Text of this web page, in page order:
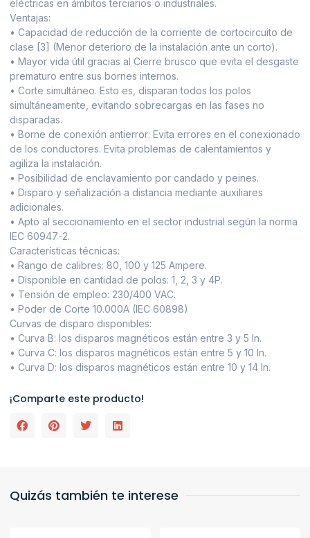
eléctricas en ámbitos terciarios o industriales.
Ventajas:
• Capacidad de reducción de la corriente de cortocircuito de
clase [3] (Menor deterioro de la instalación ante un corto).
• Mayor vida útil gracias al Cierre brusco que evita el desgaste
prematuro entre sus bornes internos.
• Corte simultáneo. Esto es, disparan todos los polos
simultáneamente, evitando sobrecargas en las fases no
disparadas.
• Borne de conexión antierror: Evita errores en el conexionado
de los conductores. Evita problemas de calentamientos y
agiliza la instalación.
• Posibilidad de enclavamiento por candado y peines.
• Disparo y señalización a distancia mediante auxiliares
adicionales.
• Apto al seccionamiento en el sector industrial según la norma
IEC 60947-2.
Características técnicas:
• Rango de calibres: 80, 100 y 125 Ampere.
• Disponible en cantidad de polos: 1, 2, 3 y 4P.
• Tensión de empleo: 230/400 VAC.
• Poder de Corte 10.000A (IEC 60898)
Curvas de disparo disponibles:
• Curva B: los disparos magnéticos están entre 3 y 5 In.
• Curva C: los disparos magnéticos están entre 5 y 10 In.
• Curva D: los disparos magnéticos están entre 10 y 14 In.
¡Comparte este producto!
Quizás también te interese